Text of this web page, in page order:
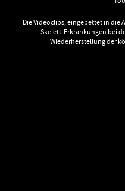
Die Videoclips, eingebettet in die
Skelett-Erkrankungen bei
Wiederherstellung der